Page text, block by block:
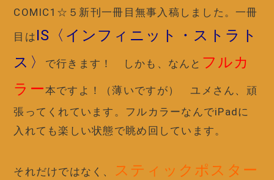
COMIC1☆５新刊一冊目無事入稿しました。一冊
目は IS〈インフィニット・ストラト
ス〉
で行きます！ しかも、なんと フルカ
ラー本ですよ！（薄いですが） ユメさん、頑
張ってくれています。フルカラーなんでiPadに
入れても楽しい状態で眺め回しています。
それだけではなく、 スティックポスター